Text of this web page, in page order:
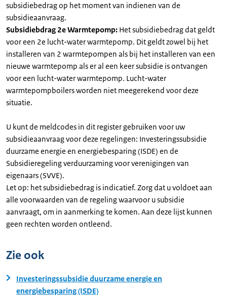
subsidiebedrag op het moment van indienen van de
subsidieaanvraag.
Subsidiebdrag 2e Warmtepomp: Het subsidiebedrag dat geldt
voor een 2e lucht-water warmtepomp. Dit geldt zowel bij het
installeren van 2 warmtepompen als bij het installeren van een
nieuwe warmtepomp als er al een keer subsidie is ontvangen
voor een lucht-water warmtepomp. Lucht-water
warmtepompboilers worden niet meegerekend voor deze
situatie.
U kunt de meldcodes in dit register gebruiken voor uw
subsidieaanvraag voor deze regelingen: Investeringssubsidie
duurzame energie en energiebesparing (ISDE) en de
Subsidieregeling verduurzaming voor verenigingen van
eigenaars (SVVE).
Let op: het subsidiebedrag is indicatief. Zorg dat u voldoet aan
alle voorwaarden van de regeling waarvoor u subsidie
aanvraagt, om in aanmerking te komen. Aan deze lijst kunnen
geen rechten worden ontleend.
Zie ook
Investeringssubsidie duurzame energie en
energiebesparing (ISDE)